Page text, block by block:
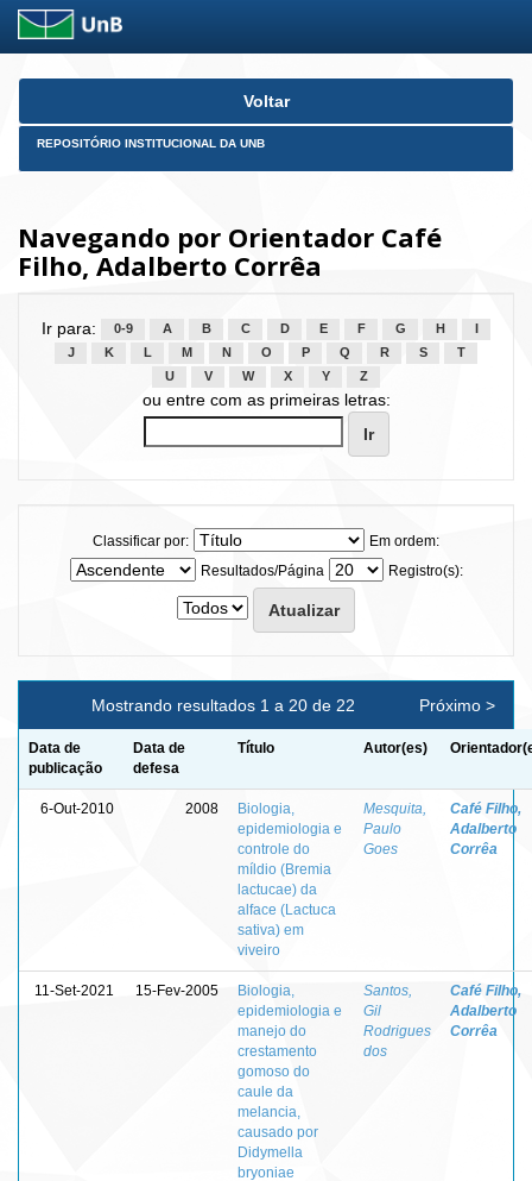
Skip
Voltar
REPOSITÓRIO INSTITUCIONAL DA UNB
Navegando por Orientador Café
Filho, Adalberto Corrêa
Ir para: 0-9 A B C D E F G H
J
K L M N O P Q R S
T
U
V W X Y Z
ou entre com as primeiras letras:
Classificar por:
Em ordem:
Resultados/Página
Registro(s):
Mostrando resultados 1 a 20 de 22 Próximo >
Data de
publicação
Data de
defesa
Título Autor(es)
6-Out-2010 2008
Biologia,
epidemiologia e
controle do
míldio (Bremia
lactucae) da
alface (Lactuca
sativa) em
viveiro
Mesquita,
Paulo
Goes
Café Filho,
Adalberto
Corrêa
11-Set-2021 15-Fev-2005
Biologia,
epidemiologia e
manejo do
crestamento
gomoso do
caule da
melancia,
causado por
Didymella
bryoniae
Santos,
Gil
Rodrigues
dos
Café Filho,
Adalberto
Corrêa